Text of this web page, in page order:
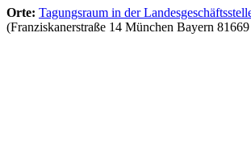
Orte: Tagungsraum in der
(Franziskanerstraße 14 München Bayern